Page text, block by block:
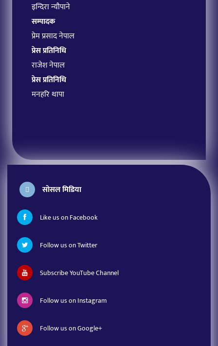
इन्दिरा न्यौपाने
सम्पादक
प्रेम प्रसाद नेपाल
प्रेस प्रतिनिधि
राजेश नेपाल
प्रेस प्रतिनिधि
मनहरि थापा
सोसल मिडिया
Like us on Facebook
Follow us on Twitter
Subscribe YouTube Channel
Follow us on Instagram
Follow us on Google+